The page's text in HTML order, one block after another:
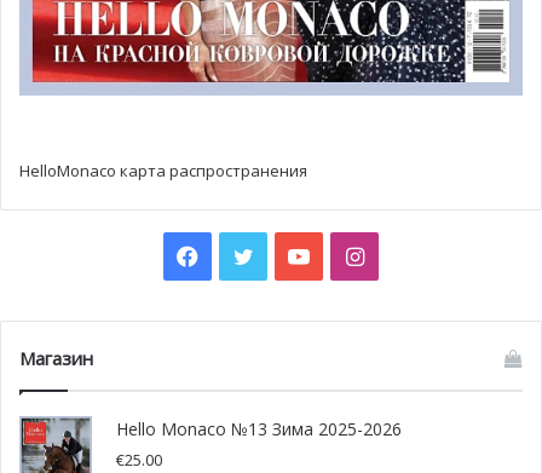
HelloMonaco карта распространения
Facebook
TwitterYouTubeInstagram
Магазин
Hello Monaco №13 Зима 2025-2026
€25.00